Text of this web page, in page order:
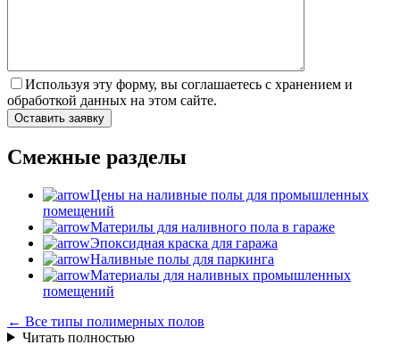
Используя эту форму, вы соглашаетесь с хранением и
обработкой данных на этом сайте.
Смежные разделы
Цены на наливные полы для промышленных
помещений
Материлы для наливного пола в гараже
Эпоксидная краска для гаража
Наливные полы для паркинга
Материалы для наливных промышленных
помещений
← Все типы полимерных полов
Читать полностью